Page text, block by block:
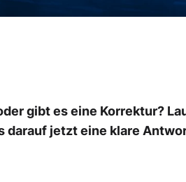
gibt es eine Korrektur?
jetzt eine klare